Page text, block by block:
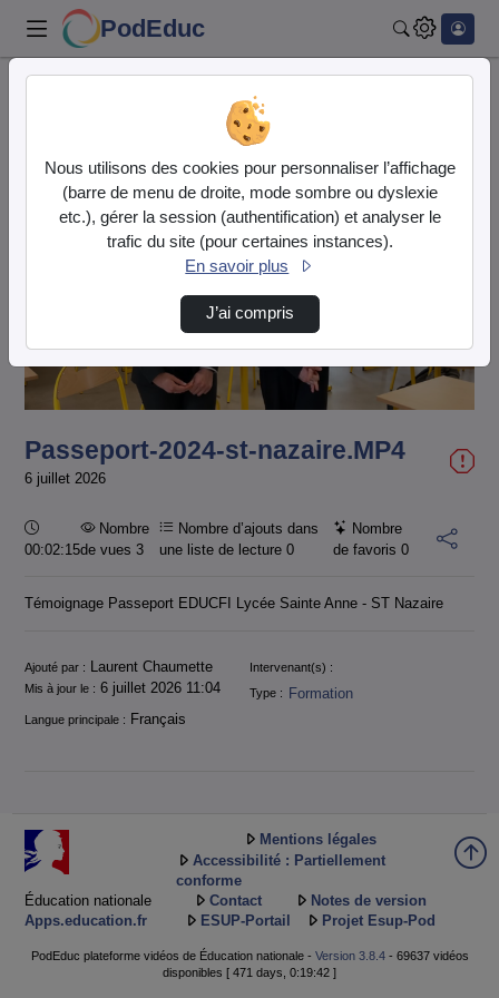
PodEduc
Passeport-2024-st-nazaire.MP4
Lire
la
vidéo
Passeport-2024-st-nazaire.MP4
6 juillet 2026
Durée :
00:02:15
Nombre
de vues 3
Nombre d’ajouts dans
une liste de lecture0
Nombre
de favoris 0
Témoignage Passeport EDUCFI Lycée Sainte Anne - ST Nazaire
Informations
Ajouté par : Laurent Chaumette
Intervenant(s) :
Mis à jour le : 6 juillet 2026 11:04 Type : Formation
Langue principale : Français
Éducation nationale
Apps.education.fr
Mentions légales
Accessibilité : Partiellement
conforme
Contact
Notes de version
ESUP-Portail
Projet Esup-Pod
PodEduc plateforme vidéos de Éducation nationale - Version 3.8.4- 69637 vidéos
disponibles [ 471 days, 0:19:42 ]
Nous utilisons des cookies pour personnaliser l’affichage
(barre de menu de droite, mode sombre ou dyslexie
etc.), gérer la session (authentification) et analyser le
trafic du site (pour certaines instances).
En savoir plus
J’ai compris